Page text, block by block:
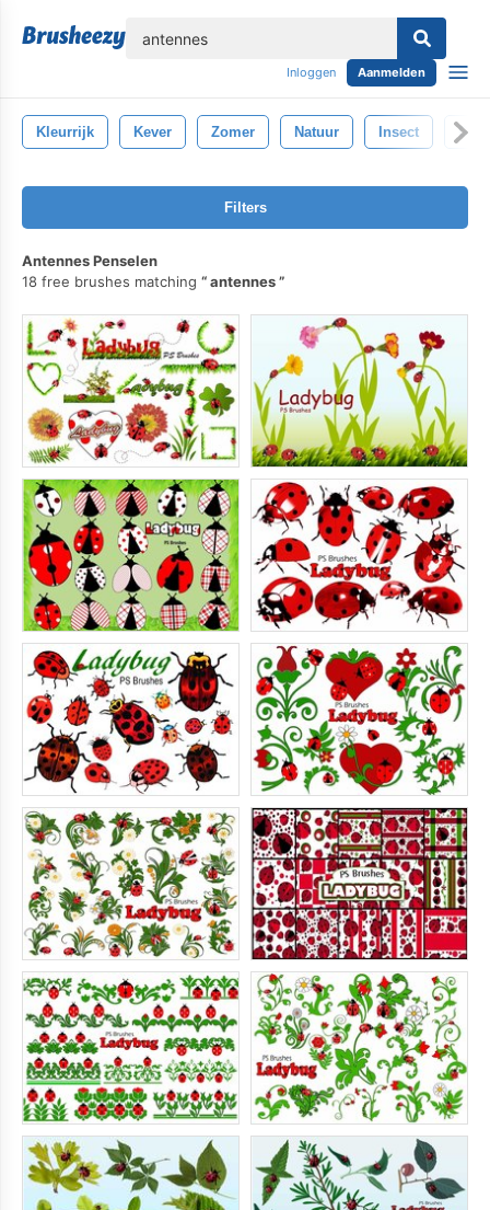
Inloggen Aanmelden
Kleurrijk Kever Zomer Natuur Insect
Filters
Antennes Penselen
18 free brushes matching
antennes